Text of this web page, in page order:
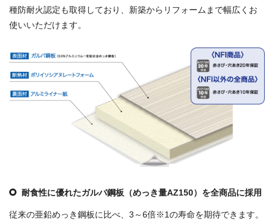
種防耐火認定も取得しており、新築からリフォームまで幅広くお
使いいただけます。
耐食性に優れたガルバ鋼板（めっき量AZ150）を全商品に採用
従来の亜鉛めっき鋼板に比べ、3～6倍※1の寿命を期待できます。